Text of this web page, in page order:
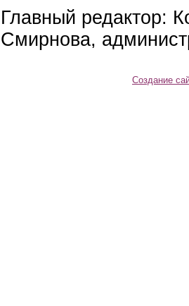
Главный редактор:
Смирнова,
Создание